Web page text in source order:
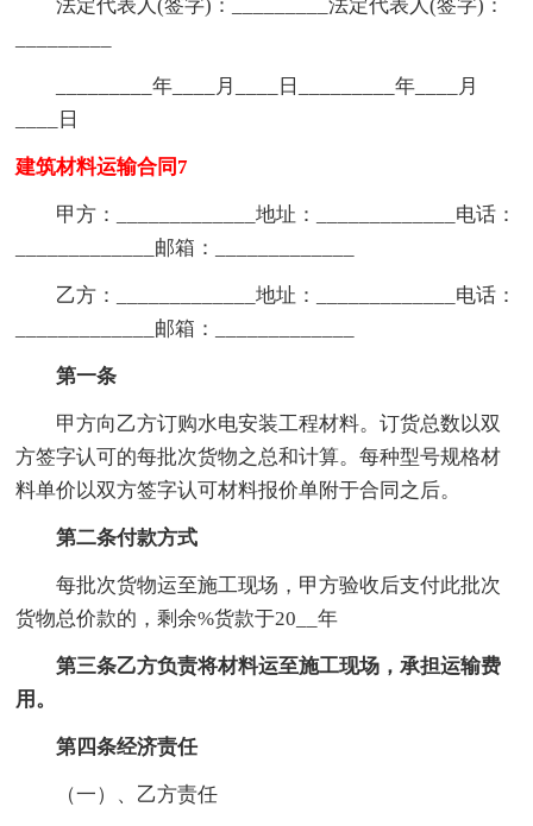
法定代表人(签字)：_________法定代表人(签字)：
_________年____月____日_________年____月
____日
建筑材料运输合同7
甲方：_____________地址：_____________电话：
_____________邮箱：_____________
乙方：_____________地址：_____________电话：
_____________邮箱：_____________
第一条
甲方向乙方订购水电安装工程材料。订货总数以双
方签字认可的每批次货物之总和计算。每种型号规格材
料单价以双方签字认可材料报价单附于合同之后。
第二条付款方式
每批次货物运至施工现场，甲方验收后支付此批次
货物总价款的，剩余%货款于20__年
第三条乙方负责将材料运至施工现场，承担运输费
用。
第四条经济责任
（一）、乙方责任